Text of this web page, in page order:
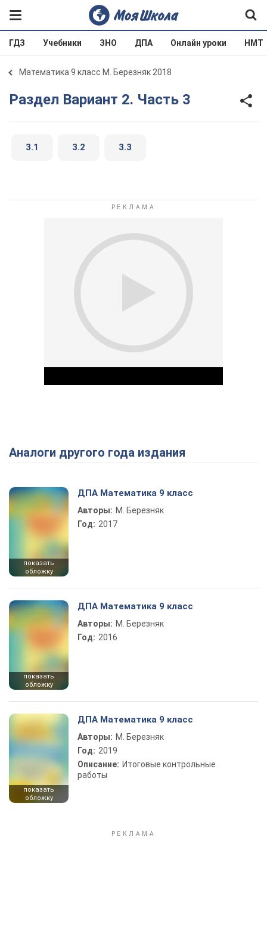
ГДЗ Учебники ЗНО ДПА Онлайн уроки НМТ
Математика 9 класс М. Березняк 2018
Раздел Вариант 2. Часть 3
3.1 3.2 3.3
Play Video
Аналоги другого года издания
показать
обложку
ДПА Математика 9 класс
Авторы: М. Березняк
Год: 2017
показать
обложку
ДПА Математика 9 класс
Авторы: М. Березняк
Год: 2016
показать
обложку
ДПА Математика 9 класс
Авторы: М. Березняк
Год: 2019
Описание: Итоговые контрольные
работы